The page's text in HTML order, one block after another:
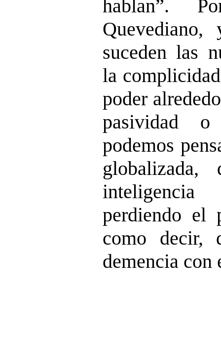
hablan”.
suceden las
la
poder
pasividad o
podemos
perdiendo el
como decir,
demencia con